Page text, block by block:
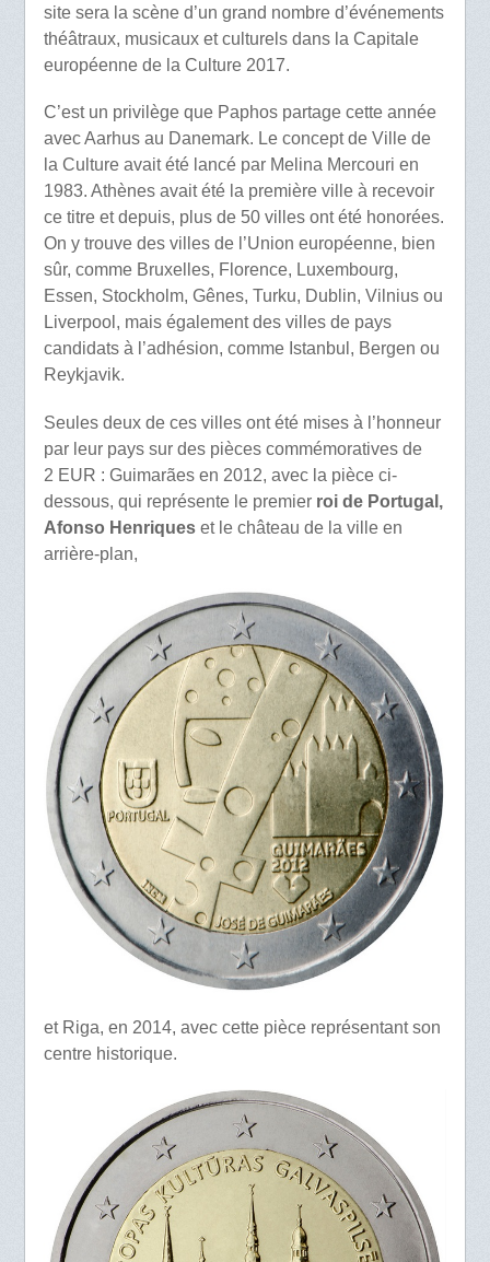
site sera la scène d’un grand nombre d’événements
théâtraux, musicaux et culturels dans la Capitale
européenne de la Culture 2017.
C’est un privilège que Paphos partage cette année
avec Aarhus au Danemark. Le concept de Ville de
la Culture avait été lancé par Melina Mercouri en
1983. Athènes avait été la première ville à recevoir
ce titre et depuis, plus de 50 villes ont été honorées.
On y trouve des villes de l’Union européenne, bien
sûr, comme Bruxelles, Florence, Luxembourg,
Essen, Stockholm, Gênes, Turku, Dublin, Vilnius ou
Liverpool, mais également des villes de pays
candidats à l’adhésion, comme Istanbul, Bergen ou
Reykjavik.
Seules deux de ces villes ont été mises à l’honneur
par leur pays sur des pièces commémoratives de
2 EUR : Guimarães en 2012, avec la pièce ci-
dessous, qui représente le premier roi de Portugal,
Afonso Henriqueset le château de la ville en
arrière-plan,
et Riga, en 2014, avec cette pièce représentant son
centre historique.